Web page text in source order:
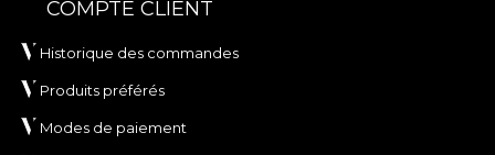
COMPTE CLIENT
Historique des commandes
Produits préférés
Modes de paiement